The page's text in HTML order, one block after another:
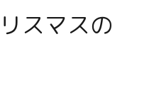
スマスの